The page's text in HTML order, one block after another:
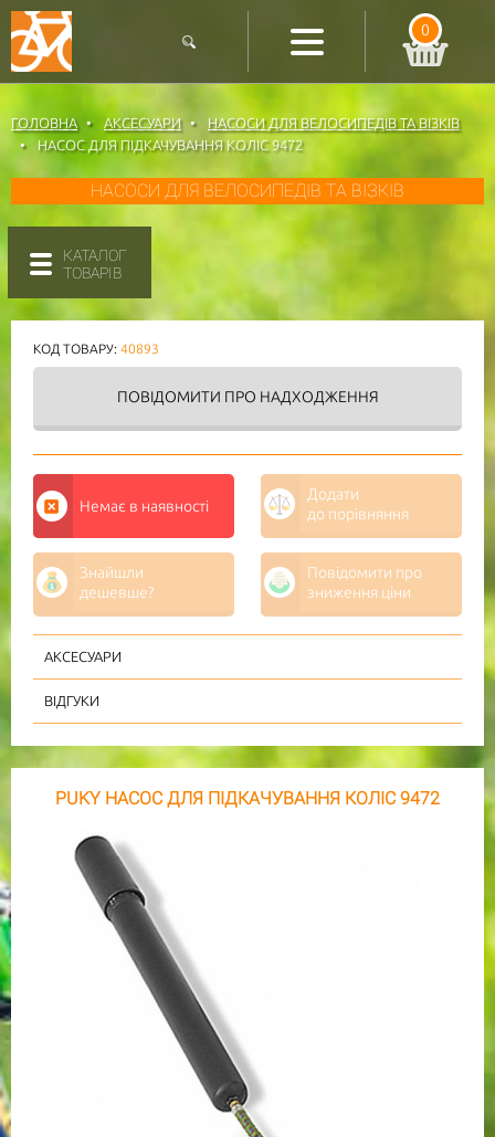
0
ГОЛОВНА АКСЕСУАРИ
НАСОСИ ДЛЯ ВЕЛОСИПЕДІВ ТА ВІЗКІВ
НАСОС ДЛЯ ПІДКАЧУВАННЯ КОЛІС 9472
НАСОСИ ДЛЯ ВЕЛОСИПЕДІВ ТА ВІЗКІВ
КАТАЛОГ
ТОВАРІВ
КОД ТОВАРУ: 40893
ПОВІДОМИТИ ПРО НАДХОДЖЕННЯ
Немає в наявності
Додати
до порівняння
Знайшли
дешевше?
Повідомити про
зниження ціни
АКСЕСУАРИ
ВІДГУКИ
PUKY НАСОС ДЛЯ ПІДКАЧУВАННЯ КОЛІС 9472